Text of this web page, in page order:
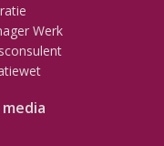
Werk